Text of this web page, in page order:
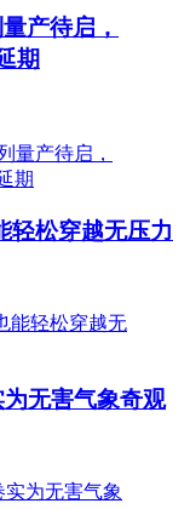
产待启，
期
轻松穿越无压力
无害气象奇观